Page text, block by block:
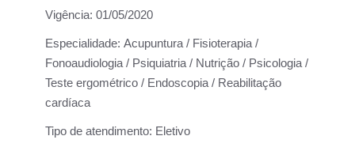
Vigência: 01/05/2020
Especialidade: Acupuntura / Fisioterapia /
Fonoaudiologia / Psiquiatria / Nutrição / Psicologia /
Teste ergométrico / Endoscopia / Reabilitação
cardíaca
Tipo de atendimento: Eletivo